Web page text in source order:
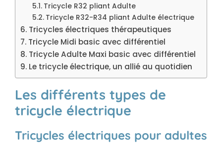
Tricycle R32 pliant Adulte
Tricycle R32-R34 pliant Adulte électrique
Tricycles électriques thérapeutiques
Tricycle Midi basic avec différentiel
Tricycle Adulte Maxi basic avec différentiel
Le tricycle électrique, un allié au quotidien
Les différents types de
tricycle électrique
Tricycles électriques pour adultes